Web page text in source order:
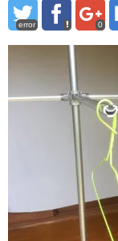
error 0